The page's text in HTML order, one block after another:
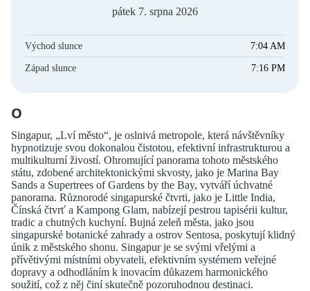
pátek 7. srpna 2026
Východ slunce 7:04 AM
Západ slunce 7:16 PM
O
Singapur, „Lví město“, je oslnivá metropole, která návštěvníky
hypnotizuje svou dokonalou čistotou, efektivní infrastrukturou a
multikulturní živostí. Ohromující panorama tohoto městského
státu, zdobené architektonickými skvosty, jako je Marina Bay
Sands a Supertrees of Gardens by the Bay, vytváří úchvatné
panorama. Různorodé singapurské čtvrti, jako je Little India,
Čínská čtvrť a Kampong Glam, nabízejí pestrou tapisérii kultur,
tradic a chutných kuchyní. Bujná zeleň města, jako jsou
singapurské botanické zahrady a ostrov Sentosa, poskytují klidný
únik z městského shonu. Singapur je se svými vřelými a
přívětivými místními obyvateli, efektivním systémem veřejné
dopravy a odhodláním k inovacím důkazem harmonického
soužití, což z něj činí skutečně pozoruhodnou destinaci.